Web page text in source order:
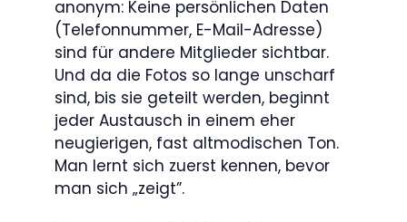
anonym: Keine persönlichen Daten
(Telefonnummer, E-Mail-Adresse)
sind für andere Mitglieder sichtbar.
Und da die Fotos so lange unscharf
sind, bis sie geteilt werden, beginnt
jeder Austausch in einem eher
neugierigen, fast altmodischen Ton.
Man lernt sich zuerst kennen, bevor
man sich „zeigt”.